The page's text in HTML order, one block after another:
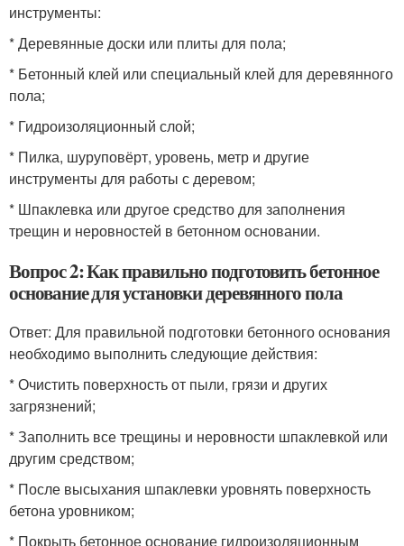
инструменты:
* Деревянные доски или плиты для пола;
* Бетонный клей или специальный клей для деревянного
пола;
* Гидроизоляционный слой;
* Пилка, шуруповёрт, уровень, метр и другие
инструменты для работы с деревом;
* Шпаклевка или другое средство для заполнения
трещин и неровностей в бетонном основании.
Вопрос 2: Как правильно подготовить бетонное
основание для установки деревянного пола
Ответ: Для правильной подготовки бетонного основания
необходимо выполнить следующие действия:
* Очистить поверхность от пыли, грязи и других
загрязнений;
* Заполнить все трещины и неровности шпаклевкой или
другим средством;
* После высыхания шпаклевки уровнять поверхность
бетона уровником;
* Покрыть бетонное основание гидроизоляционным